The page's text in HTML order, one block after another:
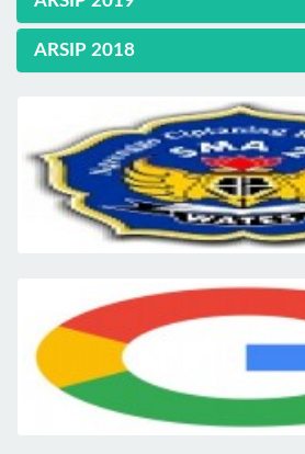
ARSIP 2018